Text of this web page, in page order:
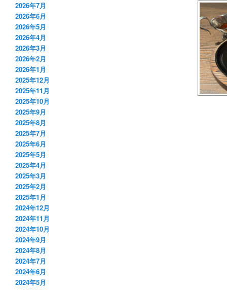
2026年7月
2026年6月
2026年5月
2026年4月
2026年3月
2026年2月
2026年1月
2025年12月
2025年11月
2025年10月
2025年9月
2025年8月
2025年7月
2025年6月
2025年5月
2025年4月
2025年3月
2025年2月
2025年1月
2024年12月
2024年11月
2024年10月
2024年9月
2024年8月
2024年7月
2024年6月
2024年5月